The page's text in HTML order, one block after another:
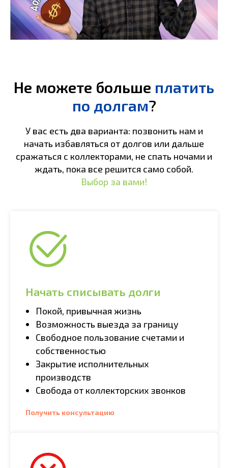
Не можете больше платить
по долгам?
У вас есть два варианта: позвонить нам и
начать избавляться от долгов или дальше
сражаться с коллекторами, не спать ночами и
ждать, пока все решится само собой.
Выбор за вами!
Начать списывать долги
Покой, привычная жизнь
Возможность выезда за границу
Свободное пользование счетами и
собственностью
Закрытие исполнительных
производств
Свобода от коллекторских звонков
Получить консультацию